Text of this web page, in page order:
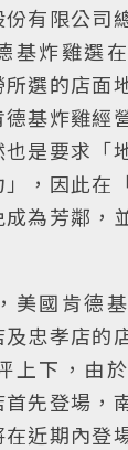
有限公司
基炸雞選
選的店面
基炸雞經
是要求「
，因此在
為芳鄰，
美國肯德
忠孝店的
上下，由
先登場，
近期內登